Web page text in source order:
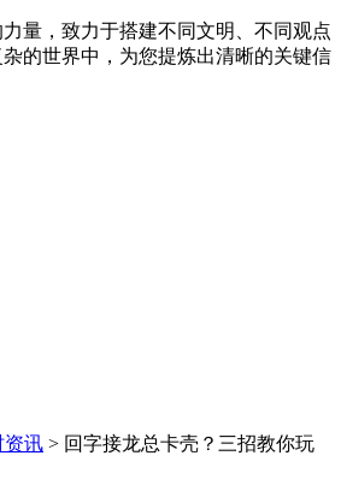
量，致力于搭建不同文明、不同观点
的世界中，为您提炼出清晰的关键信
资讯 > 回字接龙总卡壳？三招教你玩